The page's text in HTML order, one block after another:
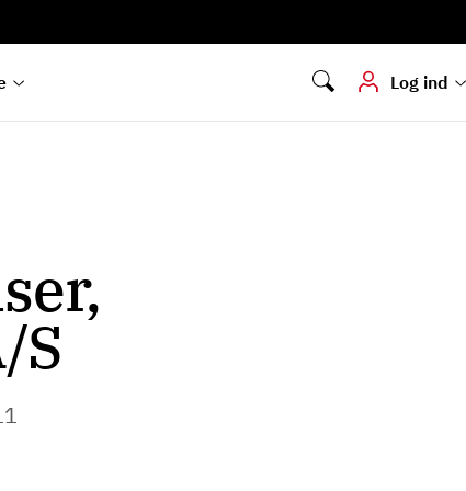
Log ind
Hvis du skal
dokumenter digitalt
S